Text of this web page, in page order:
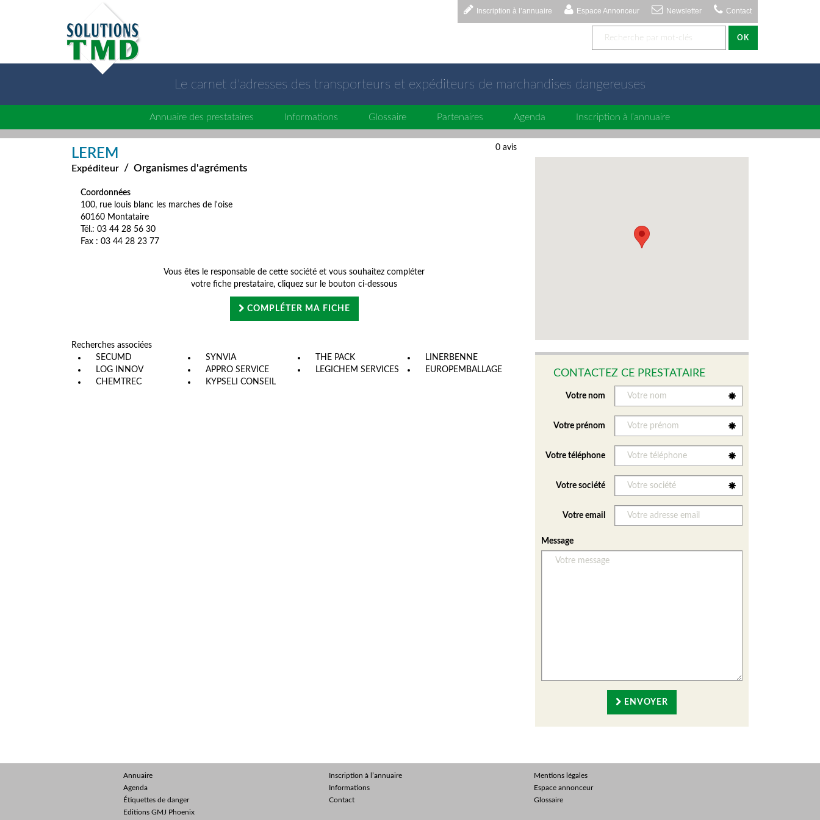
Inscription à l’annuaire Espace Annonceur Newsletter Contact
OK
Le carnet d'adresses des transporteurs et expéditeurs de marchandises dangereuses
Annuaire des prestataires Informations Glossaire Partenaires Agenda Inscription à l’annuaire
LEREM
Expéditeur / Organismes d'agréments
0 avis
Coordonnées
100, rue louis blanc les marches de l'oise
60160 Montataire
Tél.: 03 44 28 56 30
Fax : 03 44 28 23 77
Vous êtes le responsable de cette société et vous souhaitez compléter
votre fiche prestataire, cliquez sur le bouton ci-dessous
COMPLÉTER MA FICHE
Recherches associées
SECUMD
SYNVIA THE PACK
LINERBENNE
LOG INNOV
APPRO SERVICE LEGICHEM SERVICES
EUROPEMBALLAGE
CHEMTREC
KYPSELI CONSEIL
CONTACTEZ CE PRESTATAIRE
Votre nom
Votre prénom
Votre téléphone
Votre société
Votre email
Message
ENVOYER
Annuaire Inscription à l’annuaire
Mentions légales
Agenda
Informations
Espace annonceur
Étiquettes de danger
Contact
Glossaire
Editions GMJ Phoenix